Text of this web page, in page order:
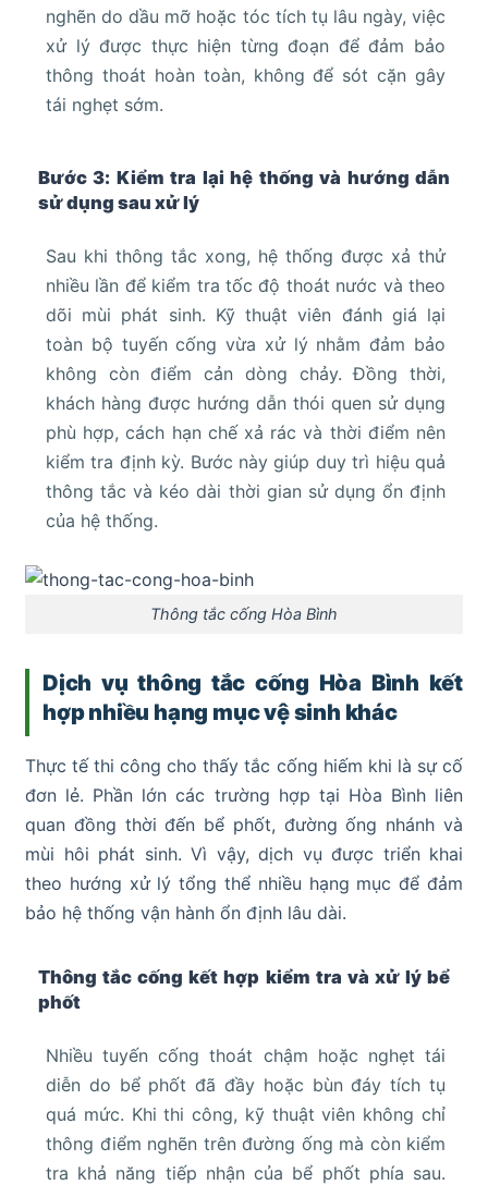
nghẽn do dầu mỡ hoặc tóc tích tụ lâu ngày, việc
xử lý được thực hiện từng đoạn để đảm bảo
thông thoát hoàn toàn, không để sót cặn gây
tái nghẹt sớm.
Bước 3: Kiểm tra lại hệ thống và hướng dẫn
sử dụng sau xử lý
Sau khi thông tắc xong, hệ thống được xả thử
nhiều lần để kiểm tra tốc độ thoát nước và theo
dõi mùi phát sinh. Kỹ thuật viên đánh giá lại
toàn bộ tuyến cống vừa xử lý nhằm đảm bảo
không còn điểm cản dòng chảy. Đồng thời,
khách hàng được hướng dẫn thói quen sử dụng
phù hợp, cách hạn chế xả rác và thời điểm nên
kiểm tra định kỳ. Bước này giúp duy trì hiệu quả
thông tắc và kéo dài thời gian sử dụng ổn định
của hệ thống.
Thông tắc cống Hòa Bình
Dịch vụ thông tắc cống Hòa Bình kết
hợp nhiều hạng mục vệ sinh khác
Thực tế thi công cho thấy tắc cống hiếm khi là sự cố
đơn lẻ. Phần lớn các trường hợp tại Hòa Bình liên
quan đồng thời đến bể phốt, đường ống nhánh và
mùi hôi phát sinh. Vì vậy, dịch vụ được triển khai
theo hướng xử lý tổng thể nhiều hạng mục để đảm
bảo hệ thống vận hành ổn định lâu dài.
Thông tắc cống kết hợp kiểm tra và xử lý bể
phốt
Nhiều tuyến cống thoát chậm hoặc nghẹt tái
diễn do bể phốt đã đầy hoặc bùn đáy tích tụ
quá mức. Khi thi công, kỹ thuật viên không chỉ
thông điểm nghẽn trên đường ống mà còn kiểm
tra khả năng tiếp nhận của bể phốt phía sau.